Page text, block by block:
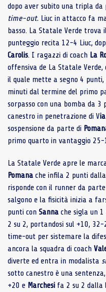
dopo aver subito una tripla da
time-out. Liuc in attacco fa
basso. La Statale Verde trova
punteggio recita 12-4 Liuc,
Carolis. I ragazzi di coach La
offensiva de La Statale
il quale mette a segno 4
minuti dal termine del primo
sorpasso con una bomba da
canestro in penetrazione di V
sospensione da parte di
primo quarto in vantaggio 25-
La Statale Verde apre le
Pomana che infila 2 punti
risponde con il runner da
salgono e la fisicità inizia a
punti con Sanna che sigla un
2 su 2, portandosi sul +10, 32-
time-out per sistemare la
ancora la squadra di coach
diverte ed entra in modalista
sotto canestro è una
+20 e Marchesi fa 2 su 2 dalla